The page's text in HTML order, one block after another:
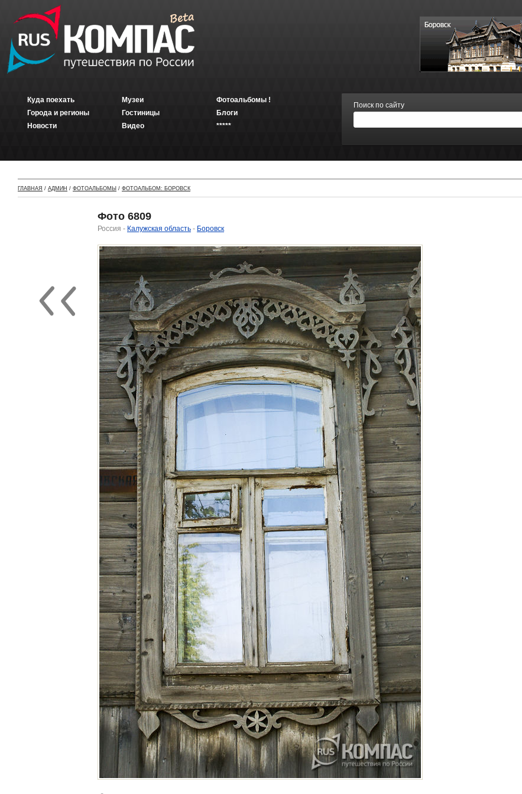
Куда поехать
Города и регионы
Новости
Музеи
Гостиницы
Видео
Фотоальбомы !
Блоги
*****
Поиск по сайту
ГЛАВНАЯ / АДМИН / ФОТОАЛЬБОМЫ / ФОТОАЛЬБОМ: БОРОВСК
Фото 6809
Россия - Калужская область - Боровск